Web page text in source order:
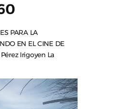
PARA LA
EN EL CINE DE
Irigoyen La